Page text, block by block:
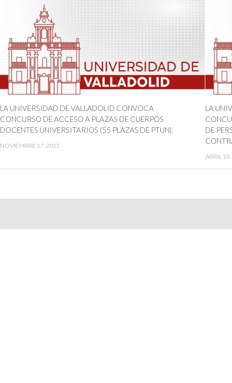
LA UNIVERSIDAD DE VALLADOLID CONVOCA
CONCURSO DE ACCESO A PLAZAS DE CUERPOS
DOCENTES UNIVERSITARIOS (55 PLAZAS DE PTUN).
NOVIEMBRE 17, 2025
LA
DE
ABRIL